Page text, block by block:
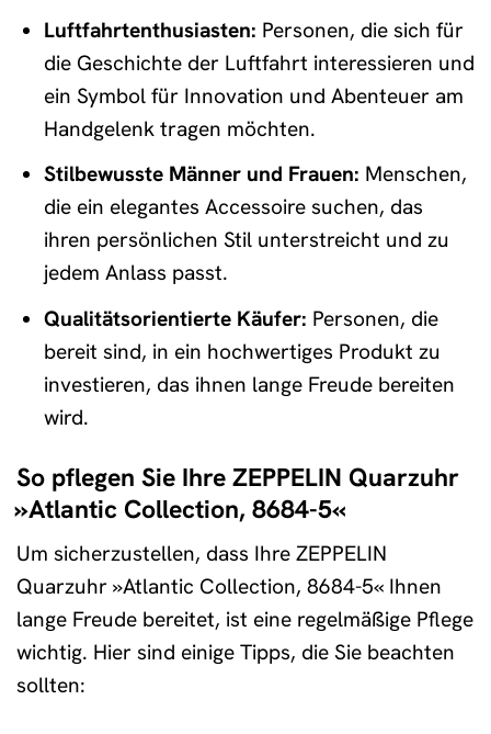
Luftfahrtenthusiasten: Personen, die sich für
die Geschichte der Luftfahrt interessieren und
ein Symbol für Innovation und Abenteuer am
Handgelenk tragen möchten.
Stilbewusste Männer und Frauen: Menschen,
die ein elegantes Accessoire suchen, das
ihren persönlichen Stil unterstreicht und zu
jedem Anlass passt.
Qualitätsorientierte Käufer: Personen, die
bereit sind, in ein hochwertiges Produkt zu
investieren, das ihnen lange Freude bereiten
wird.
So pflegen Sie Ihre ZEPPELIN Quarzuhr
»Atlantic Collection, 8684-5«
Um sicherzustellen, dass Ihre ZEPPELIN
Quarzuhr »Atlantic Collection, 8684-5« Ihnen
lange Freude bereitet, ist eine regelmäßige Pflege
wichtig. Hier sind einige Tipps, die Sie beachten
sollten: